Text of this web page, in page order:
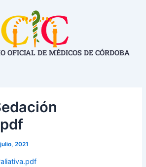
OFICIAL DE MÉDICOS DE CÓRDOBA
2021